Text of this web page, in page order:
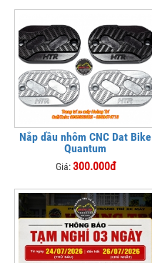
Nắp dầu nhôm CNC Dat Bike
Quantum
Giá:300.000đ